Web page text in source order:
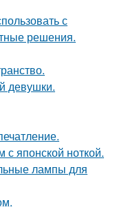
с
решения.
девушки.
японской ноткой.
лампы для